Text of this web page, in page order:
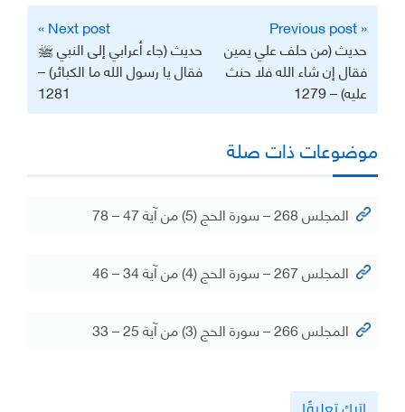
المقالات
« Previous post
حديث (من حلف علي يمين
فقال إن شاء الله فلا حنث
عليه) – 1279
Next post »
حديث (جاء أعرابي إلى النبي ﷺ
فقال يا رسول الله ما الكبائر) –
1281
موضوعات ذات صلة
المجلس 268 – سورة الحج (5) من آية 47 – 78
المجلس 267 – سورة الحج (4) من آية 34 – 46
المجلس 266 – سورة الحج (3) من آية 25 – 33